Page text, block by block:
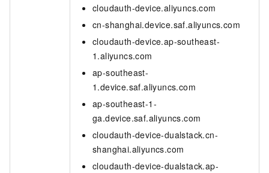
cloudauth-device.aliyuncs.com
cn-shanghai.device.saf.aliyuncs.com
cloudauth-device.ap-southeast-
1.aliyuncs.com
ap-southeast-
1.device.saf.aliyuncs.com
ap-southeast-1-
ga.device.saf.aliyuncs.com
cloudauth-device-dualstack.cn-
shanghai.aliyuncs.com
cloudauth-device-dualstack.ap-